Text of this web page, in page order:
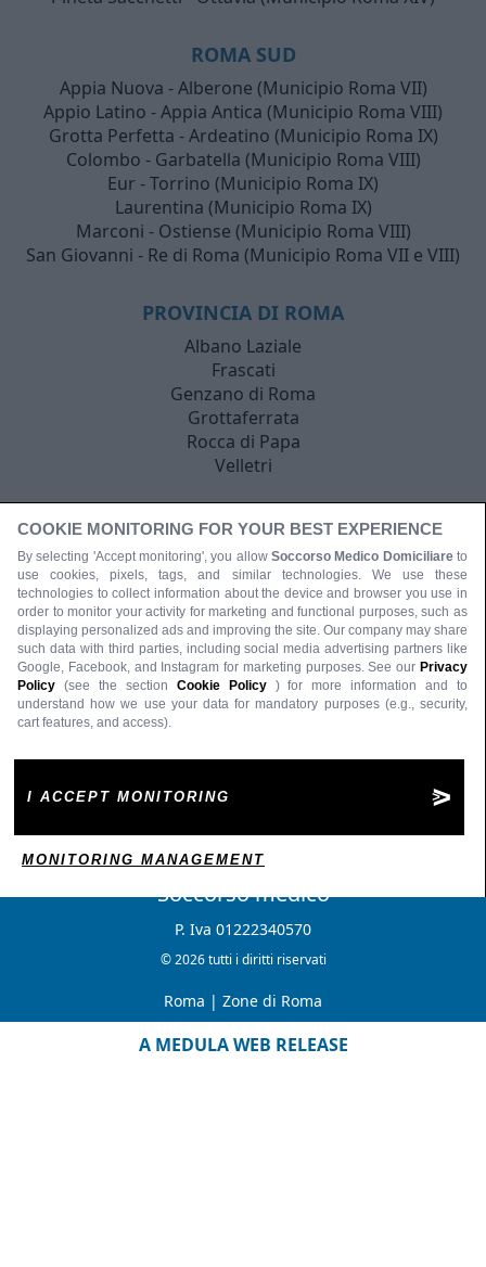
ROMA SUD
Appia Nuova - Alberone (Municipio Roma VII)
Appio Latino - Appia Antica (Municipio Roma VIII)
Grotta Perfetta - Ardeatino (Municipio Roma IX)
Colombo - Garbatella (Municipio Roma VIII)
Eur - Torrino (Municipio Roma IX)
Laurentina (Municipio Roma IX)
Marconi - Ostiense (Municipio Roma VIII)
San Giovanni - Re di Roma (Municipio Roma VII e VIII)
PROVINCIA DI ROMA
Albano Laziale
Frascati
Genzano di Roma
Grottaferrata
Rocca di Papa
Velletri
Soccorso medico
P. Iva 01222340570
© 2026 tutti i diritti riservati
Roma | Zone di Roma
A MEDULA WEB RELEASE
COOKIE MONITORING FOR YOUR BEST EXPERIENCE
By selecting 'Accept monitoring', you allow Soccorso Medico Domiciliare to
use cookies, pixels, tags, and similar technologies. We use these
technologies to collect information about the device and browser you use in
order to monitor your activity for marketing and functional purposes, such as
displaying personalized ads and improving the site. Our company may share
such data with third parties, including social media advertising partners like
Google, Facebook, and Instagram for marketing purposes. See our Privacy
Policy (see the section Cookie Policy
) for more information and to
understand how we use your data for mandatory purposes (e.g., security,
cart features, and access).
I ACCEPT MONITORING
MONITORING MANAGEMENT